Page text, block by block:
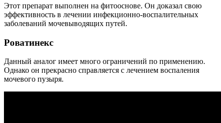
Этот препарат выполнен на фитооснове. Он доказал свою
эффективность в лечении инфекционно-воспалительных
заболеваний мочевыводящих путей.
Роватинекс
Данный аналог имеет много ограничений по применению.
Однако он прекрасно справляется с лечением воспаления
мочевого пузыря.